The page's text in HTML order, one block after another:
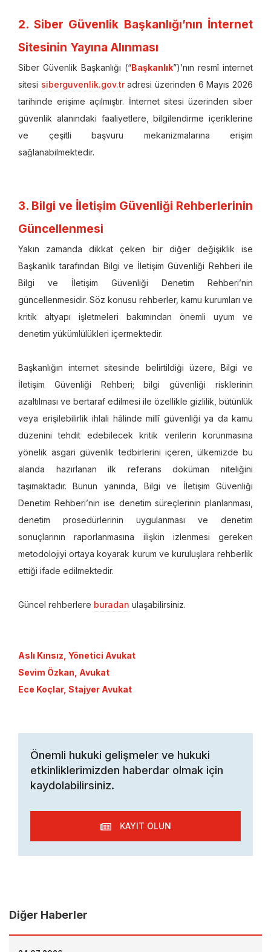
2. Siber Güvenlik Başkanlığı’nın İnternet
Sitesinin Yayına Alınması
Siber Güvenlik Başkanlığı (“Başkanlık”)’nın resmî internet
sitesi siberguvenlik.gov.tradresi üzerinden 6 Mayıs 2026
tarihinde erişime açılmıştır. İnternet sitesi üzerinden siber
güvenlik alanındaki faaliyetlere, bilgilendirme içeriklerine
ve çeşitli başvuru mekanizmalarına erişim
sağlanabilmektedir.
3. Bilgi ve İletişim Güvenliği Rehberlerinin
Güncellenmesi
Yakın zamanda dikkat çeken bir diğer değişiklik ise
Başkanlık tarafından Bilgi ve İletişim Güvenliği Rehberi ile
Bilgi ve İletişim Güvenliği Denetim Rehberi’nin
güncellenmesidir. Söz konusu rehberler, kamu kurumları ve
kritik altyapı işletmeleri bakımından önemli uyum ve
denetim yükümlülükleri içermektedir.
Başkanlığın internet sitesinde belirtildiği üzere, Bilgi ve
İletişim Güvenliği Rehberi; bilgi güvenliği risklerinin
azaltılması ve bertaraf edilmesi ile özellikle gizlilik, bütünlük
veya erişilebilirlik ihlali hâlinde millî güvenliği ya da kamu
düzenini tehdit edebilecek kritik verilerin korunmasına
yönelik asgari güvenlik tedbirlerini içeren, ülkemizde bu
alanda hazırlanan ilk referans doküman niteliğini
taşımaktadır. Bunun yanında, Bilgi ve İletişim Güvenliği
Denetim Rehberi’nin ise denetim süreçlerinin planlanması,
denetim prosedürlerinin uygulanması ve denetim
sonuçlarının raporlanmasına ilişkin izlenmesi gereken
metodolojiyi ortaya koyarak kurum ve kuruluşlara rehberlik
ettiği ifade edilmektedir.
Güncel rehberlere buradan ulaşabilirsiniz.
Aslı Kınsız, Yönetici Avukat
Sevim Özkan, Avukat
Ece Koçlar, Stajyer Avukat
Önemli hukuki gelişmeler ve hukuki
etkinliklerimizden haberdar olmak için
kaydolabilirsiniz.
KAYIT OLUN
Diğer Haberler